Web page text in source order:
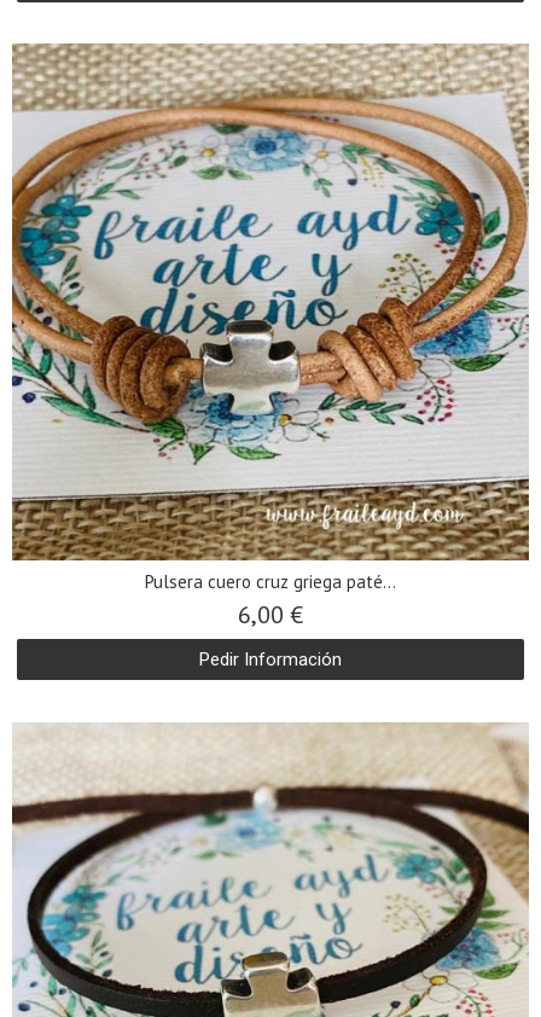
Pulsera cuero cruz griega paté...
6,00 €
Pedir Información